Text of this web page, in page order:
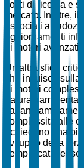
costi di ricerca e
mercato. Inoltre,
associati
aggiornamenti
di motori avanzati.
Un'altra sfida
che influisce
di motori
natura
variano
complessità alle
richiedono una
sviluppo della
semplificati per